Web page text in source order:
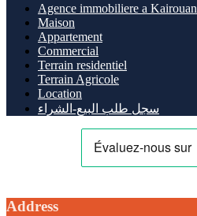
Agence immobiliere a Kairouan
Maison
Appartement
Commercial
Terrain residentiel
Terrain Agricole
Location
سجل طلب البيع-الشراء
Address